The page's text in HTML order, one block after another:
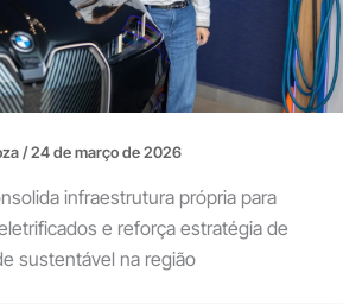
/24 de março de 2026
infraestrutura própria para
e reforça estratégia de
sustentável na região